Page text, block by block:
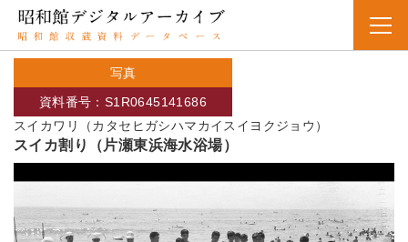
写真
スイカワリ（カタセヒガシハマカイスイヨクジョウ）
資料番号：S1R0645141686
スイカ割り（片瀬東浜海水浴場）